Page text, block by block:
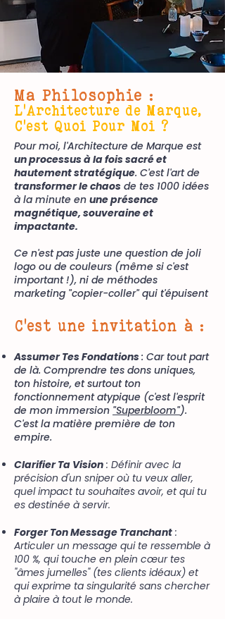
Ma Philosophie :
L'Architecture de Marque,
C'est Quoi Pour Moi ?
Pour moi, l'Architecture de Marque est
un processus à la fois sacré et
hautement stratégique. C'est l'art de
transformer le chaos de tes 1000 idées
à la minute en une présence
magnétique, souveraine et
impactante.
Ce n'est pas juste une question de joli
logo ou de couleurs (même si c'est
important !), ni de méthodes
marketing "copier-coller" qui t'épuisent
C'est une invitation à :
Assumer Tes Fondations: Car tout part
de là. Comprendre tes dons uniques,
ton histoire, et surtout ton
fonctionnement atypique (c'est l'esprit
de mon immersion "Superbloom").
C'est la matière première de ton
empire.
Clarifier Ta Vision : Définir avec la
précision d'un sniper où tu veux aller,
quel impact tu souhaites avoir, et qui tu
es destinée à servir.
Forger Ton Message Tranchant :
Articuler un message qui te ressemble à
100 %, qui touche en plein cœur tes
"âmes jumelles" (tes clients idéaux) et
qui exprime ta singularité sans chercher
à plaire à tout le monde.